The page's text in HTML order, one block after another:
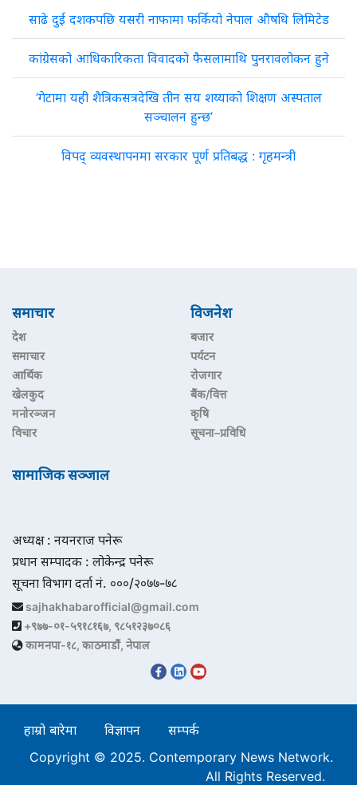
साढे दुई दशकपछि यसरी नाफामा फर्कियो नेपाल औषधि लिमिटेड
कांग्रेसको आधिकारिकता विवादको फैसलामाथि पुनरावलोकन हुने
‘गेटामा यही शैत्रिकसत्रदेखि तीन सय शय्याको शिक्षण अस्पताल
सञ्चालन हुन्छ’
विपद् व्यवस्थापनमा सरकार पूर्ण प्रतिबद्ध : गृहमन्त्री
समाचार
देश
समाचार
आर्थिक
खेलकुद
मनोरञ्जन
विचार
विजनेश
बजार
पर्यटन
रोजगार
बैंक/वित्त
कृषि
सूचना–प्रविधि
सामाजिक सञ्जाल
अध्यक्ष : नयनराज पनेरू
प्रधान सम्पादक : लोकेन्द्र पनेरू
सूचना विभाग दर्ता नं. ०००/२०७७-७८
sajhakhabarofficial@gmail.com
+९७७-०१-५९१८१६७, ९८५१२३७०८६
कामनपा-१८, काठमाडौं, नेपाल
हाम्रो बारेमा विज्ञापन
सम्पर्क
Copyright © 2025. Contemporary News Network.
All Rights Reserved.